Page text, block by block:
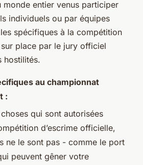
monde entier venus participer
individuels ou par équipes
spécifiques à la compétition
place par le jury officiel
hostilités.
au championnat
:
qui sont autorisées
d’escrime officielle,
ne le sont pas - comme le port
peuvent gêner votre